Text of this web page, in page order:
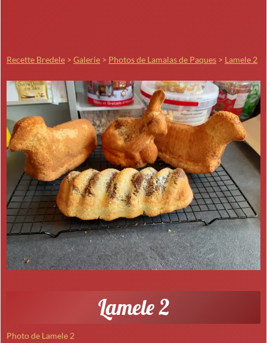
Recette Bredele > Galerie > Photos de Lamalas de Paques > Lamele 2
Lamele 2
Photo de Lamele 2